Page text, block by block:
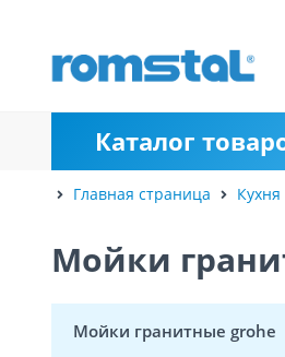
Каталог
Главная страница Кухня
Мойки
Мойки гранитные grohe